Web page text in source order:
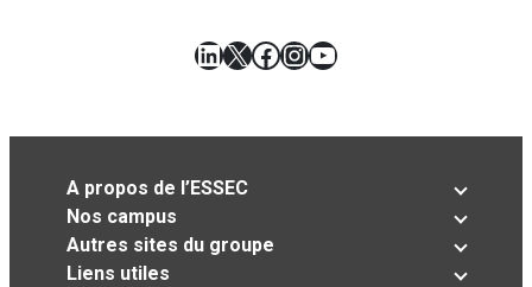
LinkedIn
X Facebook
Instagram
YouTube
A propos de l’ESSEC
Nos campus
Autres sites du groupe
Liens utiles